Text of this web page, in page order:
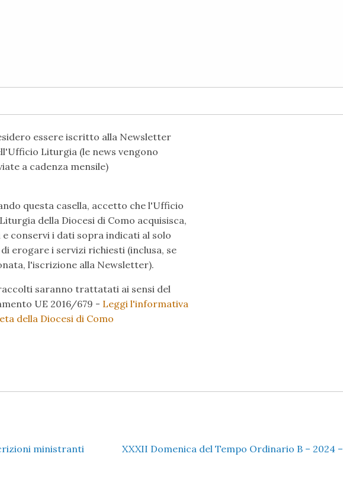
essere iscritto alla Newsletter
Liturgia (le news vengono
a cadenza mensile)
questa casella, accetto che l'Ufficio
della Diocesi di Como acquisisca,
conservi i dati sopra indicati al solo
erogare i servizi richiesti (inclusa, se
l'iscrizione alla Newsletter).
saranno trattatati ai sensi del
UE 2016/679 - Leggi l'informativa
della Diocesi di Como
ministranti XXXII Domenica del Tempo Ordinario B – 2024 –